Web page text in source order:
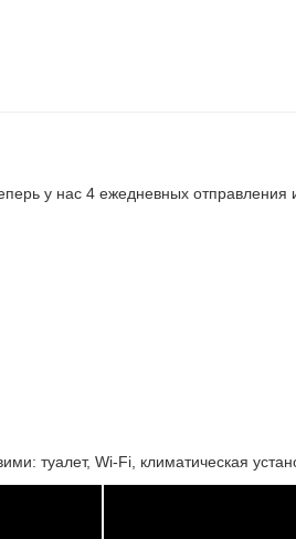
у нас 4 ежедневных
туалет, Wi-Fi, климатическая